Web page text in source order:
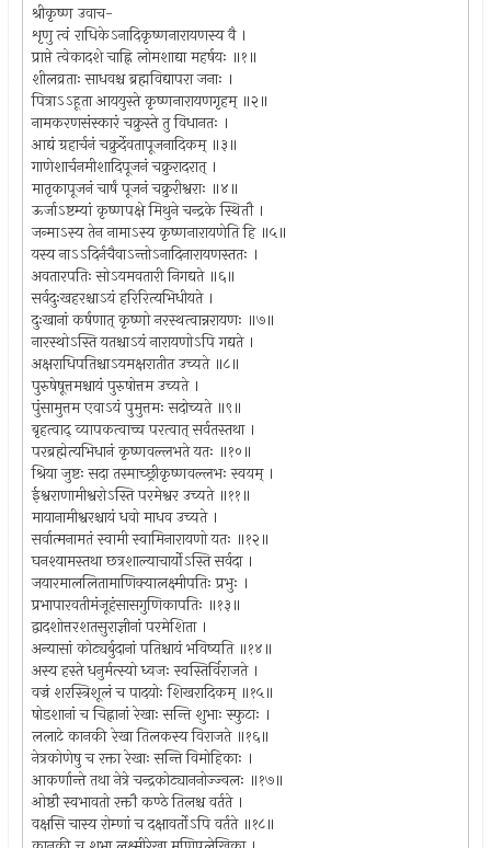
श्रीकृष्ण उवाच-
शृणु त्वं राधिकेऽनादिकृष्णनारायणस्य वै ।
प्राप्ते त्वेकादशे चाह्नि लोमशाद्या महर्षयः ॥१॥
शीलव्रताः साधवश्च ब्रह्मविद्यापरा जनाः ।
पित्राऽऽहूता आययुस्ते कृष्णनारायणगृहम् ॥२॥
नामकरणसंस्कारं चक्रुस्ते तु विधानतः ।
आद्यं ग्रहार्चनं चक्रुर्देवतापूजनादिकम् ॥३॥
गाणेशार्चनमीशादिपूजनं चक्रुरादरात् ।
मातृकापूजनं चार्षं पूजनं चक्रुरीश्वराः ॥४॥
ऊर्जाऽष्टम्यां कृष्णपक्षे मिथुने चन्द्रके स्थितौ ।
जन्माऽस्य तेन नामाऽस्य कृष्णनारायणेति हि ॥५॥
यस्य नाऽऽदिर्नचैवाऽन्तोऽनादिनारायणस्ततः ।
अवतारपतिः सोऽयमवतारी निगद्यते ॥६॥
सर्वदुःखहरश्चाऽयं हरिरित्यभिधीयते ।
दुःखानां कर्षणात् कृष्णो नरस्थत्वान्नरायणः ॥७॥
नारस्थोऽस्ति यतश्चाऽयं नारायणोऽपि गद्यते ।
अक्षराधिपतिश्चाऽयमक्षरातीत उच्यते ॥८॥
पुरुषेषूत्तमश्चायं पुरुषोत्तम उच्यते ।
पुंसामुत्तम एवाऽयं पुमुत्तमः सदोच्यते ॥९॥
बृहत्वाद् व्यापकत्वाच्च परत्वात् सर्वतस्तथा ।
परब्रह्मेत्यभिधानं कृष्णवल्लभते यतः ॥१०॥
श्रिया जुष्टः सदा तस्माच्छ्रीकृष्णवल्लभः स्वयम् ।
ईश्वराणामीश्वरोऽस्ति परमेश्वर उच्यते ॥११॥
मायानामीश्वरश्चायं धवो माधव उच्यते ।
सर्वात्मनामतं स्वामी स्वामिनारायणो यतः ॥१२॥
घनश्यामस्तथा छत्रशाल्याचार्योऽस्ति सर्वदा ।
जयारमाललितामाणिक्यालक्ष्मीपतिः प्रभुः ।
प्रभापारवतीमंजूहंसासगुणिकापतिः ॥१३॥
द्वादशोत्तरशतसुराज्ञीनां परमेशिता ।
अन्यासां कोट्यर्बुदानां पतिश्चायं भविष्यति ॥१४॥
अस्य हस्ते धनुर्मत्स्यो ध्वजः स्वस्तिर्विराजते ।
वज्रं शरस्त्रिशूलं च पादयोः शिखरादिकम् ॥१५॥
षोडशानां च चिह्नानां रेखाः सन्ति शुभाः स्फुटाः ।
ललाटे कानकी रेखा तिलकस्य विराजते ॥१६॥
नेत्रकोणेषु च रक्ता रेखाः सन्ति विमोहिकाः ।
आकर्णान्ते तथा नेत्रे चन्द्रकोट्याननोज्ज्वलः ॥१७॥
ओष्ठौ स्वभावतो रक्तौ कण्ठे तिलश्च वर्तते ।
वक्षसि चास्य रोम्णां च दक्षावर्तोऽपि वर्तते ॥१८॥